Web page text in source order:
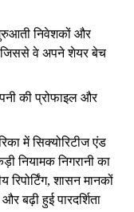
निवेशकों और
जिससे वे अपने शेयर बेच
की प्रोफाइल और
में सिक्योरिटीज एंड
नियामक निगरानी का
रिपोर्टिंग, शासन मानकों
हुई पारदर्शिता